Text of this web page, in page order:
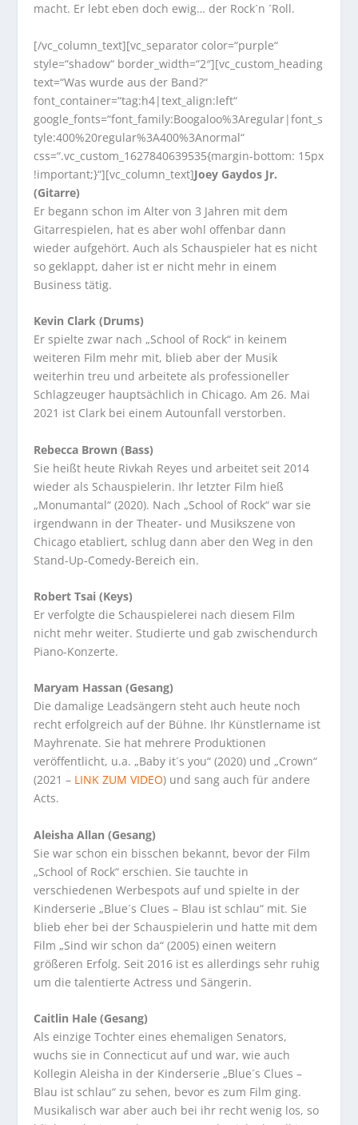
macht. Er lebt eben doch ewig… der Rock´n ´Roll.
[/vc_column_text][vc_separator color=“purple“
style=“shadow“ border_width=“2″][vc_custom_heading
text=“Was wurde aus der Band?“
font_container=“tag:h4|text_align:left“
google_fonts=“font_family:Boogaloo%3Aregular|font_s
tyle:400%20regular%3A400%3Anormal“
css=“.vc_custom_1627840639535{margin-bottom: 15px
!important;}“][vc_column_text]Joey Gaydos Jr.
(Gitarre)
Er begann schon im Alter von 3 Jahren mit dem
Gitarrespielen, hat es aber wohl offenbar dann
wieder aufgehört. Auch als Schauspieler hat es nicht
so geklappt, daher ist er nicht mehr in einem
Business tätig.
Kevin Clark (Drums)
Er spielte zwar nach „School of Rock“ in keinem
weiteren Film mehr mit, blieb aber der Musik
weiterhin treu und arbeitete als professioneller
Schlagzeuger hauptsächlich in Chicago. Am 26. Mai
2021 ist Clark bei einem Autounfall verstorben.
Rebecca Brown (Bass)
Sie heißt heute Rivkah Reyes und arbeitet seit 2014
wieder als Schauspielerin. Ihr letzter Film hieß
„Monumantal“ (2020). Nach „School of Rock“ war sie
irgendwann in der Theater- und Musikszene von
Chicago etabliert, schlug dann aber den Weg in den
Stand-Up-Comedy-Bereich ein.
Robert Tsai (Keys)
Er verfolgte die Schauspielerei nach diesem Film
nicht mehr weiter. Studierte und gab zwischendurch
Piano-Konzerte.
Maryam Hassan (Gesang)
Die damalige Leadsängern steht auch heute noch
recht erfolgreich auf der Bühne. Ihr Künstlername ist
Mayhrenate. Sie hat mehrere Produktionen
veröffentlicht, u.a. „Baby it´s you“ (2020) und „Crown“
(2021 – LINK ZUM VIDEO) und sang auch für andere
Acts.
Aleisha Allan (Gesang)
Sie war schon ein bisschen bekannt, bevor der Film
„School of Rock“ erschien. Sie tauchte in
verschiedenen Werbespots auf und spielte in der
Kinderserie „Blue´s Clues – Blau ist schlau“ mit. Sie
blieb eher bei der Schauspielerin und hatte mit dem
Film „Sind wir schon da“ (2005) einen weitern
größeren Erfolg. Seit 2016 ist es allerdings sehr ruhig
um die talentierte Actress und Sängerin.
Caitlin Hale (Gesang)
Als einzige Tochter eines ehemaligen Senators,
wuchs sie in Connecticut auf und war, wie auch
Kollegin Aleisha in der Kinderserie „Blue´s Clues –
Blau ist schlau“ zu sehen, bevor es zum Film ging.
Musikalisch war aber auch bei ihr recht wenig los, so